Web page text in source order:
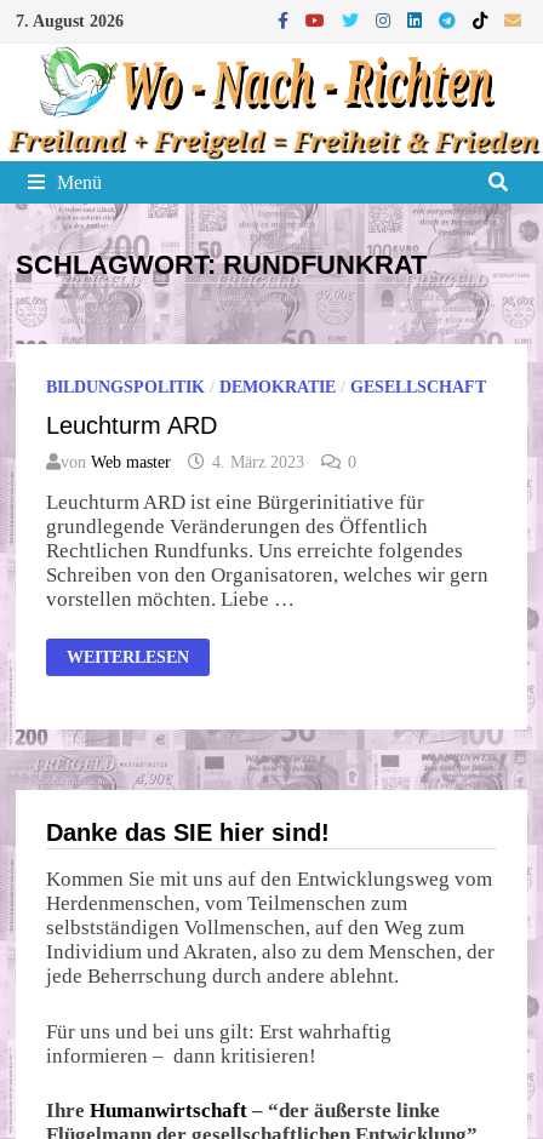
Zum
Inhalt
springen
7. August 2026
Menü
SCHLAGWORT:RUNDFUNKRAT
BILDUNGSPOLITIK /DEMOKRATIE /GESELLSCHAFT
Leuchturm ARD
vonWeb master 4. März 2023 0
Leuchturm ARD ist eine Bürgerinitiative für
grundlegende Veränderungen des Öffentlich
Rechtlichen Rundfunks. Uns erreichte folgendes
Schreiben von den Organisatoren, welches wir gern
vorstellen möchten. Liebe …
LEUCHTURM
ARD
WEITERLESEN
Danke das SIE hier sind!
Kommen Sie mit uns auf den Entwicklungsweg vom
Herdenmenschen, vom Teilmenschen zum
selbstständigen Vollmenschen, auf den Weg zum
Individium und Akraten, also zu dem Menschen, der
jede Beherrschung durch andere ablehnt.
Für uns und bei uns gilt: Erst wahrhaftig
informieren – dann kritisieren!
IhreHumanwirtschaft – “der äußerste linke